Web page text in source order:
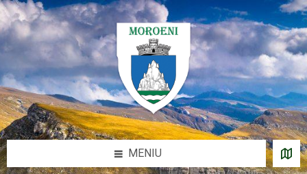
Sari
la
conținut
Salt
la
bara
laterală
stângă
Salt
la
bara
laterală
dreaptă
Salt
la
subsol
MENIU